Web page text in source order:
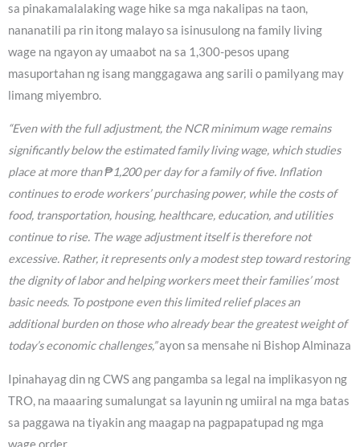
sa pinakamalalaking wage hike sa mga nakalipas na taon,
nananatili pa rin itong malayo sa isinusulong na family living
wage na ngayon ay umaabot na sa 1,300-pesos upang
masuportahan ng isang manggagawa ang sarili o pamilyang may
limang miyembro.
“Even with the full adjustment, the NCR minimum wage remains
significantly below the estimated family living wage, which studies
place at more than ₱1,200 per day for a family of five. Inflation
continues to erode workers’ purchasing power, while the costs of
food, transportation, housing, healthcare, education, and utilities
continue to rise. The wage adjustment itself is therefore not
excessive. Rather, it represents only a modest step toward restoring
the dignity of labor and helping workers meet their families’ most
basic needs. To postpone even this limited relief places an
additional burden on those who already bear the greatest weight of
today’s economic challenges,”ayon sa mensahe ni Bishop Alminaza
Ipinahayag din ng CWS ang pangamba sa legal na implikasyon ng
TRO, na maaaring sumalungat sa layunin ng umiiral na mga batas
sa paggawa na tiyakin ang maagap na pagpapatupad ng mga
wage order.